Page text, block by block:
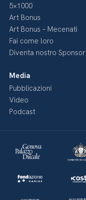
5×1000
Art Bonus
Art Bonus – Mecenati
Fai come loro
Diventa nostro Sponsor
Media
Pubblicazioni
Video
Podcast